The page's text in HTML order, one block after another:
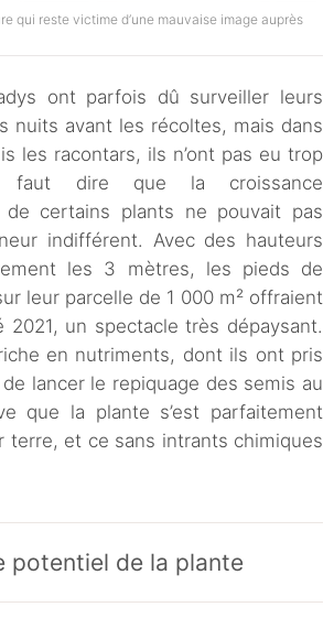
qui reste victime d’une mauvaise image auprès
ont parfois dû surveiller leurs
nuits avant les récoltes, mais dans
les racontars, ils n’ont pas eu trop
dire que la croissance
de certains plants ne pouvait pas
indifférent. Avec des hauteurs
les 3 mètres, les pieds de
leur parcelle de 1 000 m² offraient
2021, un spectacle très dépaysant.
en nutriments, dont ils ont pris
lancer le repiquage des semis au
que la plante s’est parfaitement
terre, et ce sans intrants chimiques
potentiel de la plante